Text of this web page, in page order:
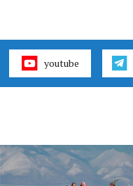
youtube